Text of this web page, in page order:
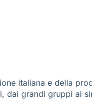
italiana e della
dai grandi gruppi ai